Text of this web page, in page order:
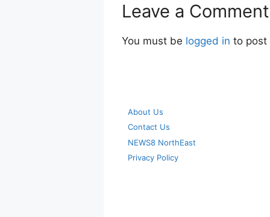
Leave a Comment
You must be logged in to post
About Us
Contact Us
NEWS8 NorthEast
Privacy Policy